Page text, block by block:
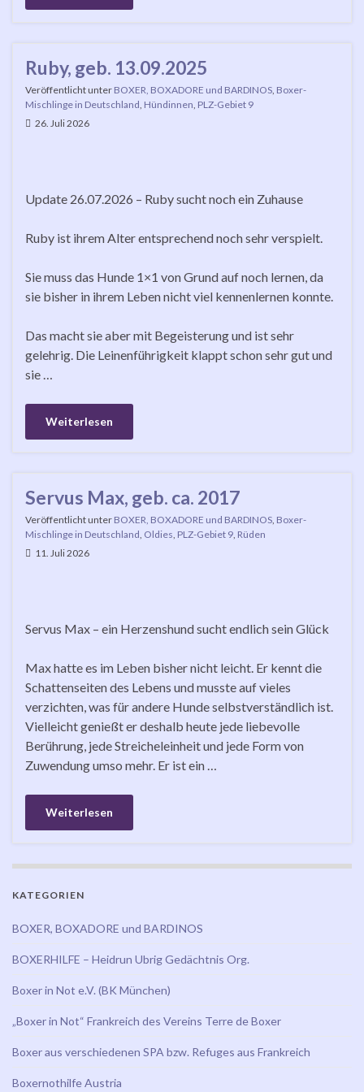
Ruby, geb. 13.09.2025
Veröffentlicht unter BOXER, BOXADORE und BARDINOS Boxer-
Mischlinge in Deutschland Hündinnen PLZ-Gebiet 9
26. Juli 2026
Update 26.07.2026 – Ruby sucht noch ein Zuhause
Ruby ist ihrem Alter entsprechend noch sehr verspielt.
Sie muss das Hunde 1×1 von Grund auf noch lernen, da
sie bisher in ihrem Leben nicht viel kennenlernen konnte.
Das macht sie aber mit Begeisterung und ist sehr
gelehrig. Die Leinenführigkeit klappt schon sehr gut und
sie …
Weiterlesen
Servus Max, geb. ca. 2017
Veröffentlicht unter BOXER, BOXADORE und BARDINOS Boxer-
Mischlinge in Deutschland Oldies PLZ-Gebiet 9 Rüden
11. Juli 2026
Servus Max – ein Herzenshund sucht endlich sein Glück
Max hatte es im Leben bisher nicht leicht. Er kennt die
Schattenseiten des Lebens und musste auf vieles
verzichten, was für andere Hunde selbstverständlich ist.
Vielleicht genießt er deshalb heute jede liebevolle
Berührung, jede Streicheleinheit und jede Form von
Zuwendung umso mehr. Er ist ein …
Weiterlesen
KATEGORIEN
BOXER, BOXADORE und BARDINOS
BOXERHILFE – Heidrun Ubrig Gedächtnis Org.
Boxer in Not e.V. (BK München)
„Boxer in Not“ Frankreich des Vereins Terre de Boxer
Boxer aus verschiedenen SPA bzw. Refuges aus Frankreich
Boxernothilfe Austria